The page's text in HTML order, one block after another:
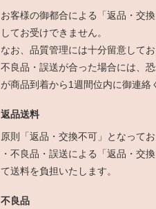
お客様の御都合による「返品・交
してお受けできません。
なお、品質管理には十分留意してお
不良品・誤送が合った場合には、
が商品到着から1週間位内に御連絡
返品送料
原則「返品・交換不可」となってお
・不良品・誤送による「返品・交
て送料を負担いたします。
不良品